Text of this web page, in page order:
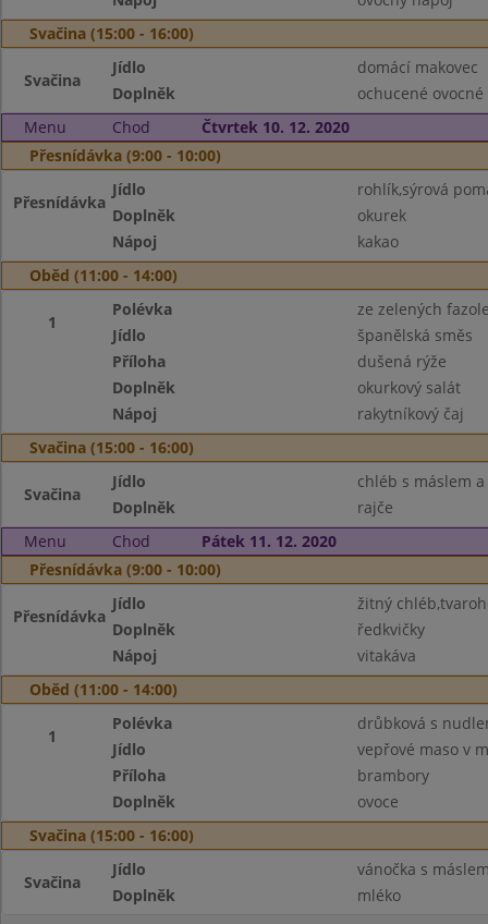
Svačina (15:00 - 16:00)
Svačina
Jídlo
domácí makovec
Doplněk
ochucené
Menu
Chod
Čtvrtek 10. 12. 2020
Přesnídávka (9:00 - 10:00)
Přesnídávka
Jídlo
rohlík,sýrová
Doplněk
okurek
Nápoj
kakao
Oběd (11:00 - 14:00)
1
Polévka
ze zelených
Jídlo
španělská směs
Příloha
dušená rýže
Doplněk
okurkový salát
Nápoj
rakytníkový čaj
Svačina (15:00 - 16:00)
Svačina
Jídlo
chléb s máslem
Doplněk
rajče
Menu
Chod
Pátek 11. 12. 2020
Přesnídávka (9:00 - 10:00)
Přesnídávka
Jídlo
žitný
Doplněk
ředkvičky
Nápoj
vitakáva
Oběd (11:00 - 14:00)
1
Polévka
drůbková s
Jídlo
vepřové maso v
Příloha
brambory
Doplněk
ovoce
Svačina (15:00 - 16:00)
Svačina
Jídlo
vánočka s
Doplněk
mléko